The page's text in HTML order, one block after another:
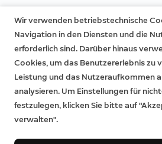
Wir verwenden betriebstechnische
Navigation in den Diensten und die
erforderlich sind. Darüber hinaus
Cookies, um das Benutzererlebnis zu
Leistung und das Nutzeraufkommen
analysieren. Um Einstellungen für
festzulegen, klicken Sie bitte auf
verwalten".